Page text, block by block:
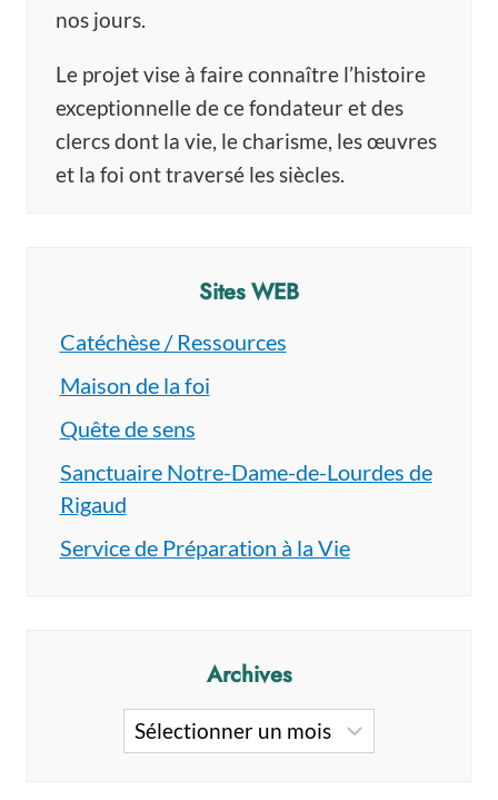
nos jours.
Le projet vise à faire connaître l’histoire
exceptionnelle de ce fondateur et des
clercs dont la vie, le charisme, les œuvres
et la foi ont traversé les siècles.
Sites WEB
Catéchèse / Ressources
Maison de la foi
Quête de sens
Sanctuaire Notre-Dame-de-Lourdes de
Rigaud
Service de Préparation à la Vie
Archives
Archives